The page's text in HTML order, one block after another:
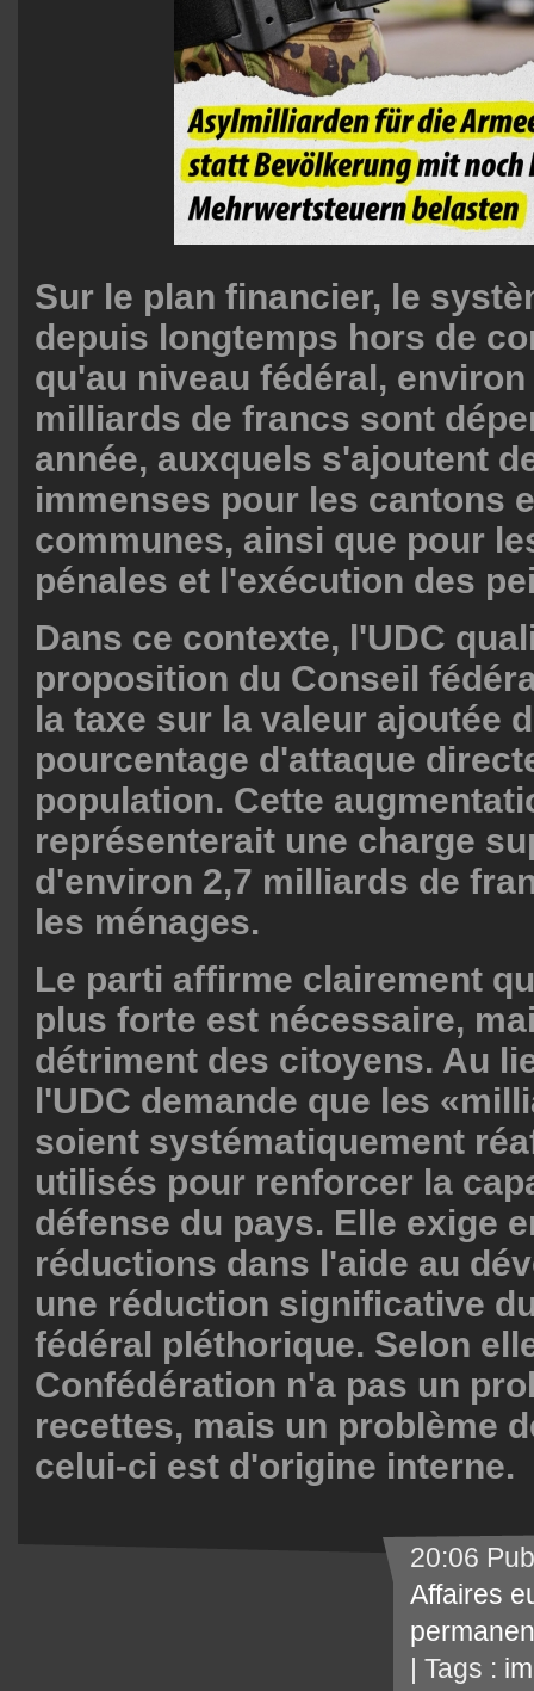
Sur le plan financier, le
depuis longtemps hors de
qu'au niveau fédéral,
milliards de francs sont
année, auxquels s'ajoutent
immenses pour les cantons
communes, ainsi que pour
pénales et l'exécution des
Dans ce contexte, l'UDC
proposition du Conseil
la taxe sur la valeur ajoutée
pourcentage d'attaque
population. Cette
représenterait une charge
d'environ 2,7 milliards de
les ménages.
Le parti affirme clairement
plus forte est nécessaire,
détriment des citoyens. Au
l'UDC demande que les
soient systématiquement
utilisés pour renforcer la
défense du pays. Elle exige
réductions dans l'aide au
une réduction significative
fédéral pléthorique. Selon
Confédération n'a pas un
recettes, mais un problème
celui-ci est d'origine interne.
20:06
Affaires
| Tags :